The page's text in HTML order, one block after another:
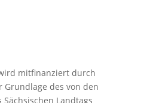
mitfinanziert durch
des von den
Landtags